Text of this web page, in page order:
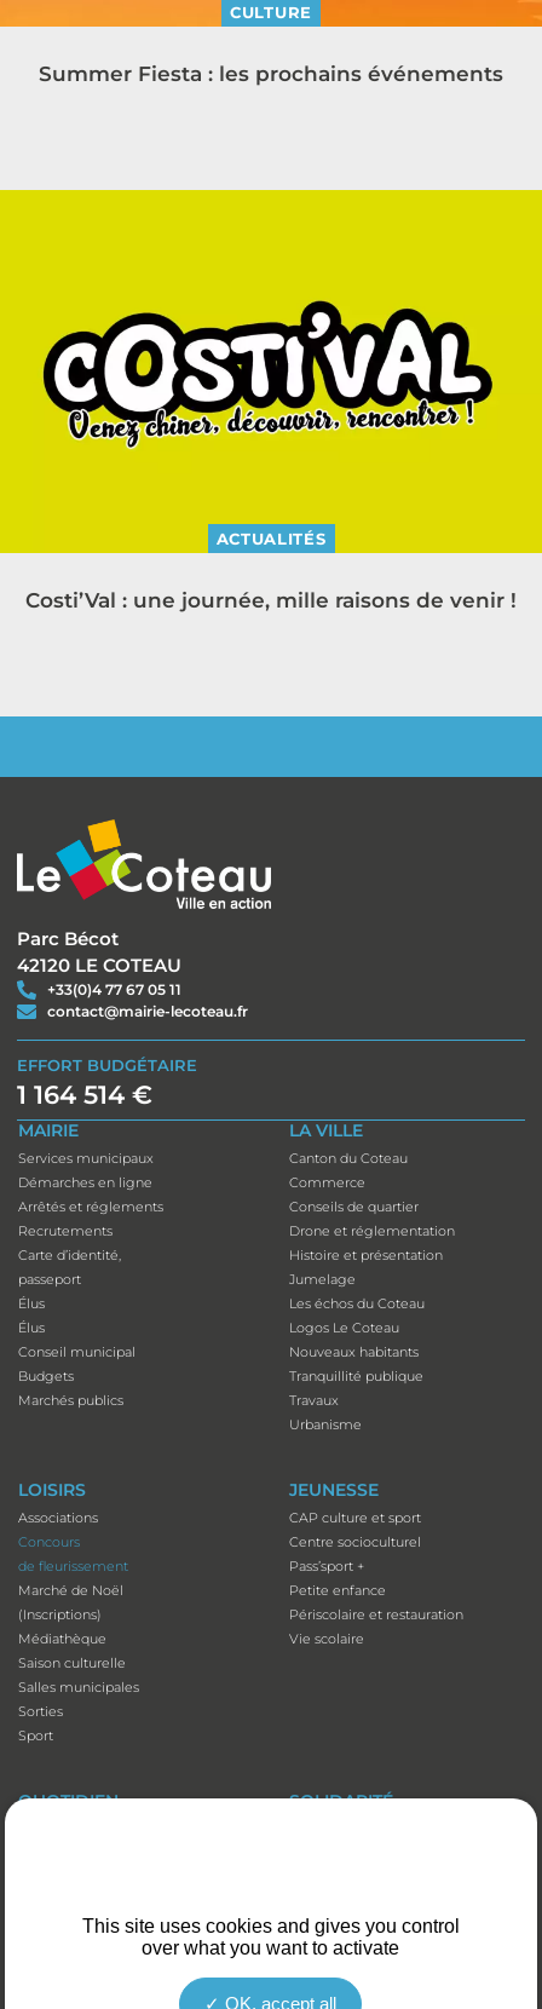
CULTURE
Summer Fiesta : les prochains événements
ACTUALITÉS
Costi’Val : une journée, mille raisons de venir !
Parc Bécot
42120 LE COTEAU
+33(0)4 77 67 05 11
contact@mairie-lecoteau.fr
EFFORT BUDGÉTAIRE
1 164 514 €
MAIRIE
Services municipaux
Démarches en ligne
Arrêtés et réglements
Recrutements
Carte d’identité,
passeport
Élus
Élus
Conseil municipal
Budgets
Marchés publics
LA VILLE
Canton du Coteau
Commerce
Conseils de quartier
Drone et réglementation
Histoire et présentation
Jumelage
Les échos du Coteau
Logos Le Coteau
Nouveaux habitants
Tranquillité publique
Travaux
Urbanisme
LOISIRS
Associations
Concours
de fleurissement
Marché de Noël
(Inscriptions)
Médiathèque
Saison culturelle
Salles municipales
Sorties
Sport
JEUNESSE
CAP culture et sport
Centre socioculturel
Pass’sport +
Petite enfance
Périscolaire et restauration
Vie scolaire
QUOTIDIEN
Cimetières
SOLIDARITÉ
CCAS
Colis de Noël
EHPAD et Foyer-résidence
Mutuelles communales
This site uses cookies and gives you control
over what you want to activate
OK, accept all